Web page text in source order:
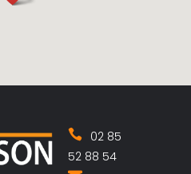
02 85
52 88 54